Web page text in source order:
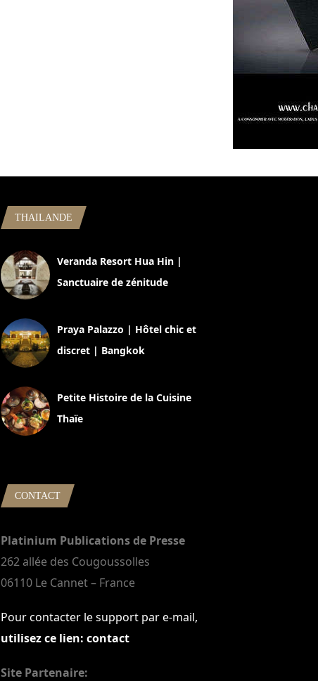
THAILANDE
Veranda Resort Hua Hin |
Sanctuaire de zénitude
Praya Palazzo | Hôtel chic et
discret | Bangkok
Petite Histoire de la Cuisine
Thaïe
CONTACT
Platinium Publications de Presse
262 allée des Cougoussolles
06110 Le Cannet – France
Pour contacter le support par e-mail,
utilisez ce lien: contact
Site Partenaire: